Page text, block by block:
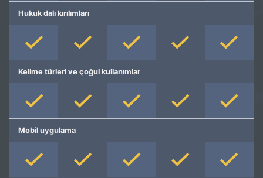
Hukuk dalı kırılımları
Kelime türleri ve çoğul kullanımlar
Mobil uygulama